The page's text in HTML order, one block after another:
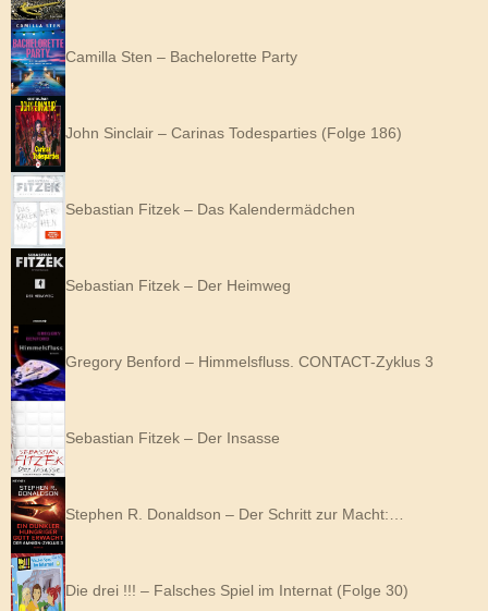
Camilla Sten – Bachelorette Party
John Sinclair – Carinas Todesparties (Folge 186)
Sebastian Fitzek – Das Kalendermädchen
Sebastian Fitzek – Der Heimweg
Gregory Benford – Himmelsfluss. CONTACT-Zyklus 3
Sebastian Fitzek – Der Insasse
Stephen R. Donaldson – Der Schritt zur Macht:…
Die drei !!! – Falsches Spiel im Internat (Folge 30)